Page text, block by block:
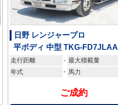
日野 レンジャープロ
平ボディ 中型 TKG-FD7JLAA
走行距離 - 最大積載量
年式 - 馬力
ご成約